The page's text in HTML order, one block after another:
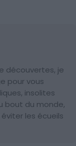
découvertes, je
pour vous
insolites
bout du monde,
les écueils